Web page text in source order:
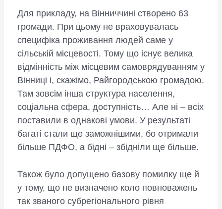
Для прикладу, на Вінниччині створено 63
громади. При цьому не враховувалась
специфіка проживання людей саме у
сільській місцевості. Тому що існує велика
відмінність між місцевим самоврядуванням у
Вінниці і, скажімо, Райгородською громадою.
Там зовсім інша структура населення,
соціальна сфера, доступність… Але ні – всіх
поставили в однакові умови. У результаті
багаті стали ще заможнішими, бо отримали
більше ПДФО, а бідні – збідніли ще більше.
Також було допущено базову помилку ще й
у тому, що не визначено коло повноважень
так званого субрегіонального рівня